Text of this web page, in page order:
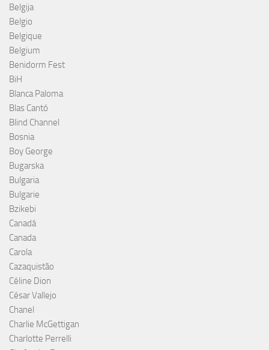
Belgija
Belgio
Belgique
Belgium
Benidorm Fest
BiH
Blanca Paloma
Blas Cantó
Blind Channel
Bosnia
Boy George
Bugarska
Bulgaria
Bulgarie
Bzikebi
Canadá
Canada
Carola
Cazaquistão
Céline Dion
César Vallejo
Chanel
Charlie McGettigan
Charlotte Perrelli